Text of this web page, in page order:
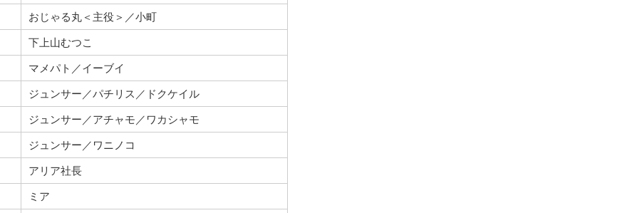
おじゃる丸＜主役＞／小町
下上山むつこ
マメパト／イーブイ
ジュンサー／パチリス／ドクケイル
ジュンサー／アチャモ／ワカシャモ
ジュンサー／ワニノコ
アリア社長
ミア